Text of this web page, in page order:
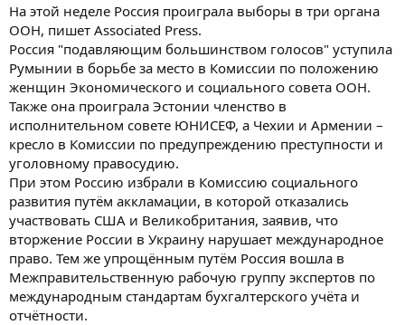
На этой неделе Россия проиграла выборы в три органа
ООН, пишет Associated Press.
Россия "подавляющим большинством голосов" уступила
Румынии в борьбе за место в Комиссии по положению
женщин Экономического и социального совета ООН.
Также она проиграла Эстонии членство в
исполнительном совете ЮНИСЕФ, а Чехии и Армении –
кресло в Комиссии по предупреждению преступности и
уголовному правосудию.
При этом Россию избрали в Комиссию социального
развития путём аккламации, в которой отказались
участвовать США и Великобритания, заявив, что
вторжение России в Украину нарушает международное
право. Тем же упрощённым путём Россия вошла в
Межправительственную рабочую группу экспертов по
международным стандартам бухгалтерского учёта и
отчётности.